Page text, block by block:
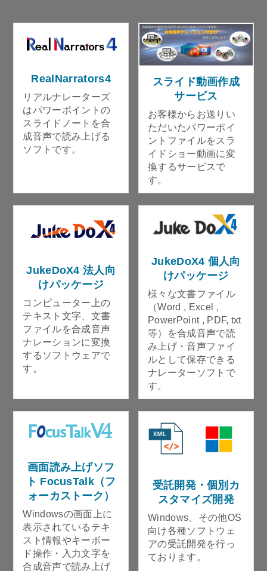
RealNarrators4
リアルナレーターズ
はパワーポイントの
スライドノートを合
成音声で読み上げる
ソフトです。
スライド動画作成
サービス
お客様からお送りい
ただいたパワーポイ
ントファイルをスラ
イドショー動画に変
換するサービスで
す。
JukeDoX4 法人向
けパッケージ
コンピューター上の
テキスト文字、文書
ファイルを合成音声
ナレーションに変換
するソフトウェアで
す。
JukeDoX4 個人向
けパッケージ
様々な文書ファイル
（Word , Excel ,
PowerPoint , PDF, txt
等）を合成音声で読
み上げ・音声ファイ
ルとして保存できる
ナレーターソフトで
す。
画面読み上げソフ
ト FocusTalk（フ
ォーカストーク）
Windowsの画面上に
表示されているテキ
スト情報やキーボー
ド操作・入力文字を
合成音声で読み上げ
受託開発・個別カ
スタマイズ開発
Windows、その他OS
向け各種ソフトウェ
アの受託開発を行っ
ております。